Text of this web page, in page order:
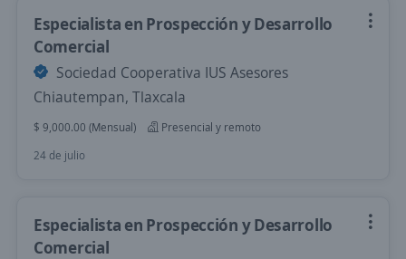
Especialista en Prospección y Desarrollo
Comercial
Sociedad Cooperativa IUS Asesores
Chiautempan, Tlaxcala
$ 9,000.00 (Mensual)
Presencial y remoto
24 de julio
Especialista en Prospección y Desarrollo
Comercial